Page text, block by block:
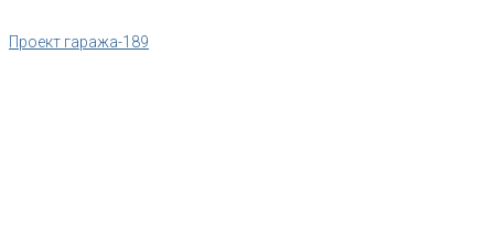
Проект гаража-189